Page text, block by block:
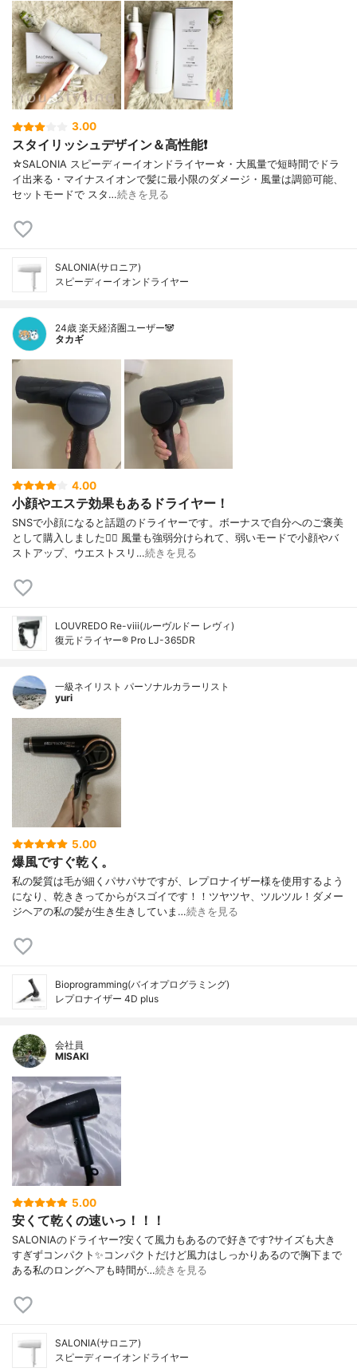
3.00
スタイリッシュデザイン＆高性能❗
☆SALONIA スピーディーイオンドライヤー☆・大風量で短時間でドラ
イ出来る・マイナスイオンで髪に最小限のダメージ・風量は調節可能、
セットモードで スタ…続きを見る
SALONIA(サロニア)
スピーディーイオンドライヤー
24歳 楽天経済圏ユーザー🐼
タカギ
4.00
小顔やエステ効果もあるドライヤー！
SNSで小顔になると話題のドライヤーです。ボーナスで自分へのご褒美
として購入しました💇‍♀️ 風量も強弱分けられて、弱いモードで小顔やバ
ストアップ、ウエストスリ…続きを見る
LOUVREDO Re-viii(ルーヴルドー レヴィ)
復元ドライヤー® Pro LJ-365DR
一級ネイリスト パーソナルカラーリスト
yuri
5.00
爆風ですぐ乾く。
私の髪質は毛が細くパサパサですが、レプロナイザー様を使用するよう
になり、乾ききってからがスゴイです！！ツヤツヤ、ツルツル！ダメー
ジヘアの私の髪が生き生きしていま…続きを見る
Bioprogramming(バイオプログラミング)
レプロナイザー 4D plus
会社員
MISAKI
5.00
安くて乾くの速いっ！！！
SALONIAのドライヤー?安くて風力もあるので好きです?サイズも大き
すぎずコンパクト✨コンパクトだけど風力はしっかりあるので胸下まで
ある私のロングヘアも時間が…続きを見る
SALONIA(サロニア)
スピーディーイオンドライヤー